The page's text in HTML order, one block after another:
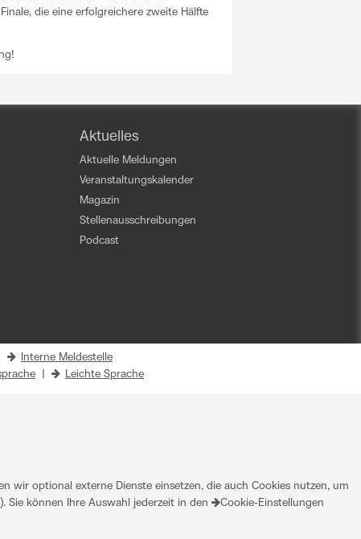
die eine erfolgreichere zweite Hälfte
Aktuelles
Aktuelle Meldungen
Veranstaltungskalender
Magazin
Stellenausschreibungen
Podcast
Interne Meldestelle
Leichte Sprache
wir optional externe Dienste einsetzen, die auch Cookies nutzen, um
Sie können Ihre Auswahl jederzeit in den
Cookie-Einstellungen